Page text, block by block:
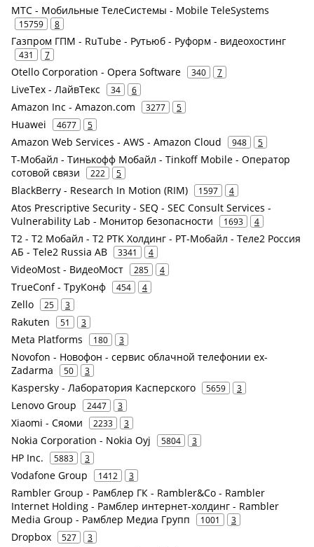
МТС - Мобильные ТелеСистемы - Mobile TeleSystems
15759 8
Газпром ГПМ - RuTube - Рутьюб - Руформ - видеохостинг
431 7
Otello Corporation - Opera Software 340 7
LiveTex - ЛайвТекс 34 6
Amazon Inc - Amazon.com 3277 5
Huawei 4677 5
Amazon Web Services - AWS - Amazon Cloud 948 5
Т-Мобайл - Тинькофф Мобайл - Tinkoff Mobile - Оператор
сотовой связи
222 5
BlackBerry - Research In Motion (RIM) 1597 4
Atos Prescriptive Security - SEQ - SEC Consult Services -
Vulnerability Lab - Монитор безопасности
1693 4
Т2 - Т2 Мобайл - Т2 РТК Холдинг - РТ-Мобайл - Теле2 Россия
АБ - Tele2 Russia AB
3341 4
VideoMost - ВидеоМост 285 4
TrueConf - ТруКонф 454 4
Zello 25 3
Rakuten 51 3
Meta Platforms 180 3
Novofon - Новофон - сервис облачной телефонии ex-
Zadarma
50 3
Kaspersky - Лаборатория Касперского 5659 3
Lenovo Group 2447 3
Xiaomi - Сяоми 2233 3
Nokia Corporation - Nokia Oyj 5804 3
HP Inc. 5883 3
Vodafone Group 1412 3
Rambler Group - Рамблер ГК - Rambler&Co - Rambler
Internet Holding - Рамблер интернет-холдинг - Rambler
Media Group - Рамблер Медиа Групп
1001 3
Dropbox 527 3